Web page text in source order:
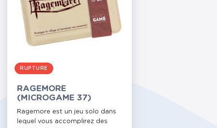
RUPTURE
RAGEMORE
(MICROGAME 37)
Ragemore est un jeu solo dans
lequel vous accomplirez des